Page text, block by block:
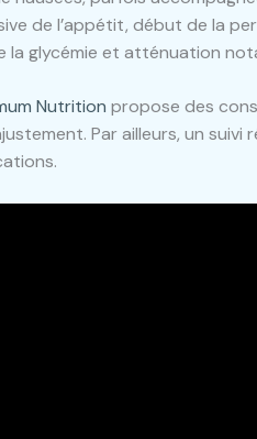
de l’appétit, début de la
la glycémie et atténuation
Nutrition propose des
Par ailleurs, un suivi